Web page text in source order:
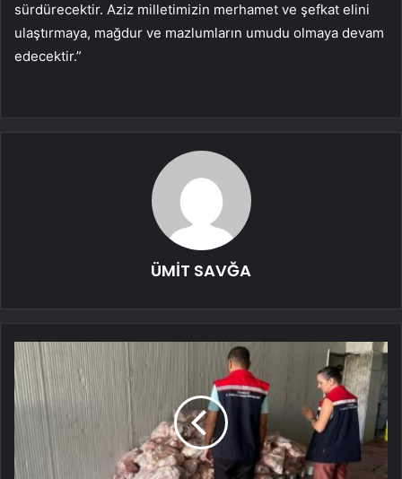
sürdürecektir. Aziz milletimizin merhamet ve şefkat elini
ulaştırmaya, mağdur ve mazlumların umudu olmaya devam
edecektir.”
ÜMİT SAVĞA